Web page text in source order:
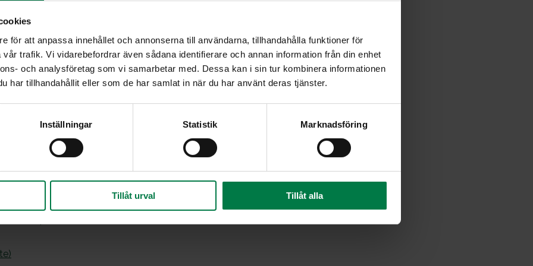
för att anpassa innehållet och annonserna till användarna, tillhandahålla funktioner för
trafik. Vi vidarebefordrar även sådana identifierare och annan information från din enhet
och analysföretag som vi samarbetar med. Dessa kan i sin tur kombinera informationen
har tillhandahållit eller som de har samlat in när du har använt deras tjänster.
Inställningar Statistik Marknadsföring
Tillåt urval Tillåt alla
inhemsk
för plantskoleprodukter och som, utöver det finländska ursprunget, hänvisar till
mukaan